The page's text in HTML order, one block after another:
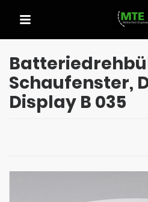
Schaufenster,
Display B 035